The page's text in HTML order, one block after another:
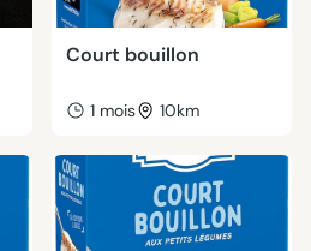
Court bouillon
1 mois 10km